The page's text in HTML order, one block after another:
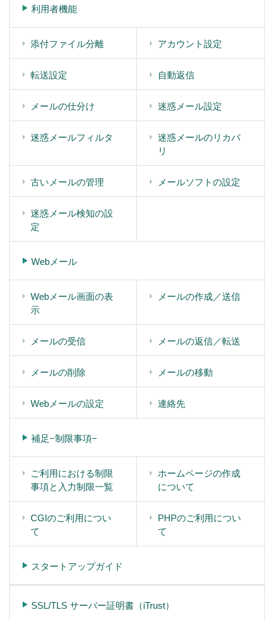
利用者機能
添付ファイル分離 アカウント設定
転送設定 自動返信
メールの仕分け 迷惑メール設定
迷惑メールフィルタ
迷惑メールのリカバ
リ
古いメールの管理 メールソフトの設定
迷惑メール検知の設
定
Webメール
Webメール画面の表
示
メールの作成／送信
メールの受信 メールの返信／転送
メールの削除 メールの移動
Webメールの設定 連絡先
補足−制限事項−
ご利用における制限
事項と入力制限一覧
ホームページの作成
について
CGIのご利用につい
て
PHPのご利用につい
て
スタートアップガイド
SSL/TLS サーバー証明書（iTrust）